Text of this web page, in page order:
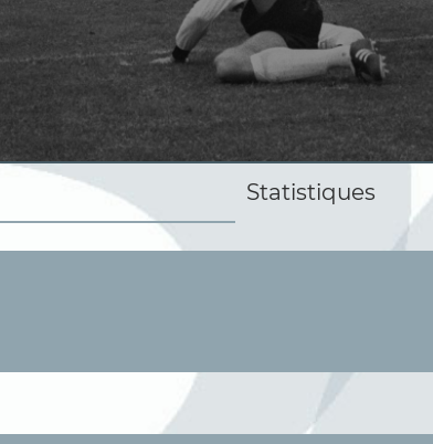
Statistiques